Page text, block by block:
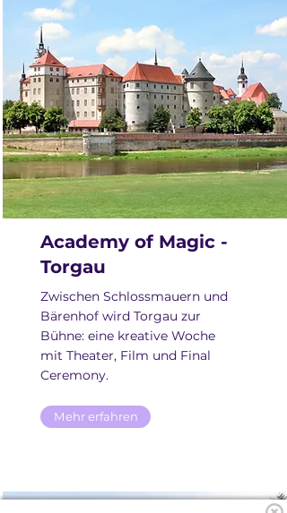
Academy of Magic -
Torgau
Zwischen Schlossmauern und
Bärenhof wird Torgau zur
Bühne: eine kreative Woche
mit Theater, Film und Final
Ceremony.
Mehr erfahren